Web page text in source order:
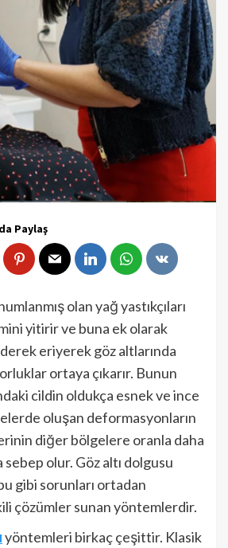
Paylaş
olan yağ yastıkçıları
yitirir ve buna ek olarak
eriyerek göz altlarında
ortaya çıkarır. Bunun
cildin oldukça esnek ve ince
oluşan deformasyonların
diğer bölgelere oranla daha
sebep olur. Göz altı dolgusu
gibi sorunları ortadan
çözümler sunan yöntemlerdir.
yöntemleri birkaç çeşittir. Klasik